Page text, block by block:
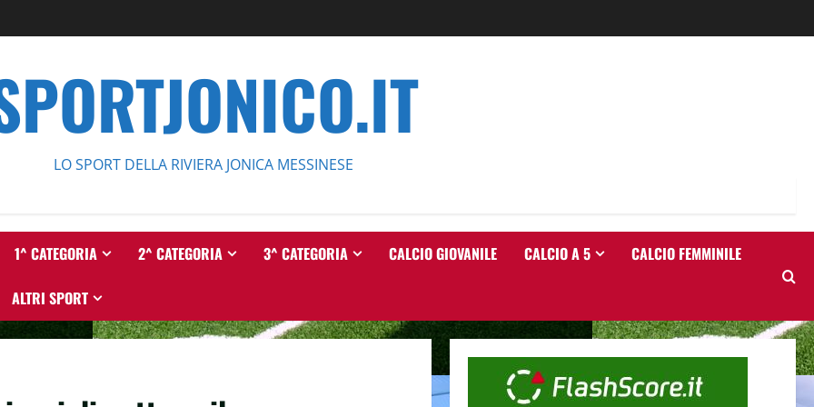
LO SPORT DELLA RIVIERA JONICA MESSINESE
1^ CATEGORIA 2^ CATEGORIA 3^ CATEGORIA CALCIO GIOVANILE CALCIO A 5 CALCIO FEMMINILE
ALTRI SPORT